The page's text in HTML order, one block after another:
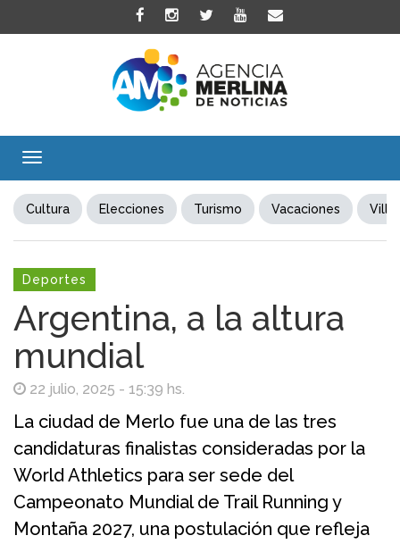
Toggle
Cultura Elecciones Turismo Vacaciones Villa
Deportes
Argentina, a la altura
mundial
22 julio, 2025 - 15:39 hs.
La ciudad de Merlo fue una de las tres
candidaturas finalistas consideradas por la
World Athletics para ser sede del
Campeonato Mundial de Trail Running y
Montaña 2027, una postulación que refleja